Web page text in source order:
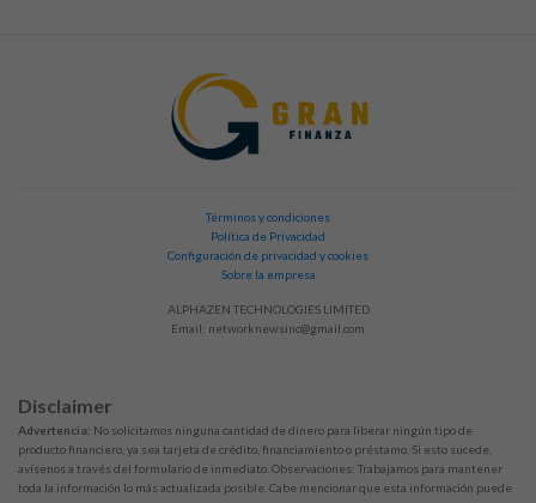
Términos y condiciones
Política de Privacidad
Configuración de privacidad y cookies
Sobre la empresa
ALPHAZEN TECHNOLOGIES LIMITED
Email: networknewsinc@gmail.com
Disclaimer
Advertencia: No solicitamos ninguna cantidad de dinero para liberar ningún tipo de
producto financiero, ya sea tarjeta de crédito, financiamiento o préstamo. Si esto sucede,
avísenos a través del formulario de inmediato. Observaciones: Trabajamos para mantener
toda la información lo más actualizada posible. Cabe mencionar que esta información puede